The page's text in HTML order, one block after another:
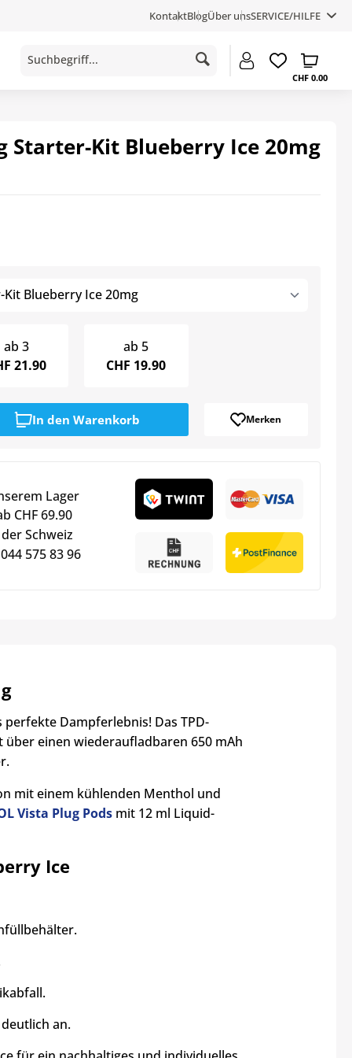
KontaktBlogÜber unsSERVICE/HILFE
CHF 0.00
Starter-Kit Blueberry Ice 20mg
Kit Blueberry Ice 20mg
ab 3
21.90
ab 5
CHF 19.90
In den Warenkorb Merken
Lager
CHF 69.90
Schweiz
575 83 96
perfekte Dampferlebnis! Das TPD-
einen wiederaufladbaren 650 mAh
mit einem kühlenden Menthol und
Vista Plug Pods mit 12 ml Liquid-
Ice
an.